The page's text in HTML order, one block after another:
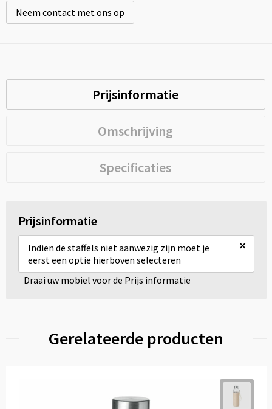
Neem contact met ons op
Prijsinformatie
Omschrijving
Specificaties
Prijsinformatie
Indien de staffels niet aanwezig zijn moet je
eerst een optie hierboven selecteren
×
Draai uw mobiel voor de Prijs informatie
Gerelateerde producten